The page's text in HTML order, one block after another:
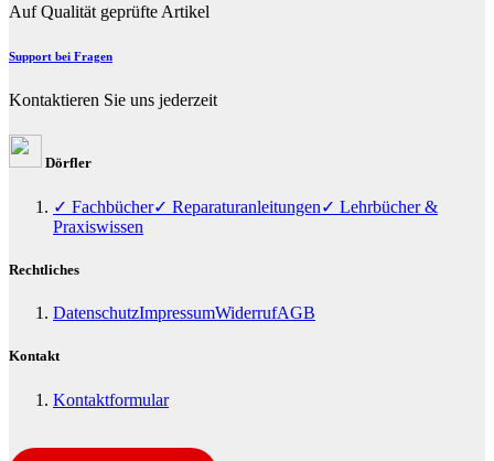
Auf Qualität geprüfte Artikel
Support bei Fragen
Kontaktieren Sie uns jederzeit
Dörfler
✓ Fachbücher✓ Reparaturanleitungen✓ Lehrbücher &
Praxiswissen
Rechtliches
DatenschutzImpressumWiderrufAGB
Kontakt
Kontaktformular